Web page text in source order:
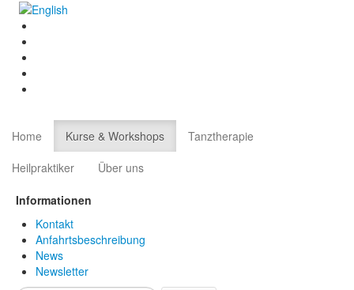
Home Kurse & Workshops
Tanztherapie
Heilpraktiker
Über uns
Informationen
Kontakt
Anfahrtsbeschreibung
News
Newsletter